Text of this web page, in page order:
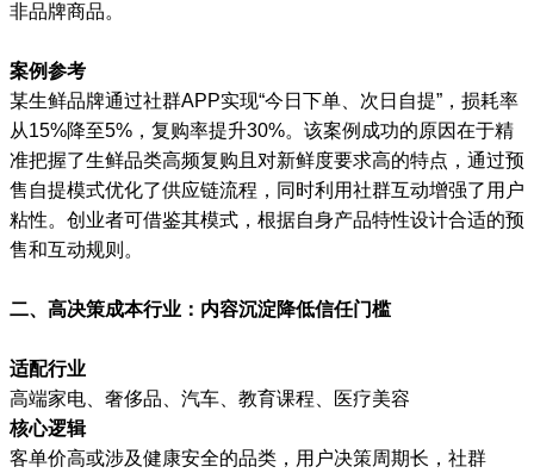
非品牌商品。
案例参考
某生鲜品牌通过社群APP实现“今日下单、次日自提”，损耗率
从15%降至5%，复购率提升30%。该案例成功的原因在于精
准把握了生鲜品类高频复购且对新鲜度要求高的特点，通过预
售自提模式优化了供应链流程，同时利用社群互动增强了用户
粘性。创业者可借鉴其模式，根据自身产品特性设计合适的预
售和互动规则。
二、高决策成本行业：内容沉淀降低信任门槛
适配行业
高端家电、奢侈品、汽车、教育课程、医疗美容
核心逻辑
客单价高或涉及健康安全的品类，用户决策周期长，社群